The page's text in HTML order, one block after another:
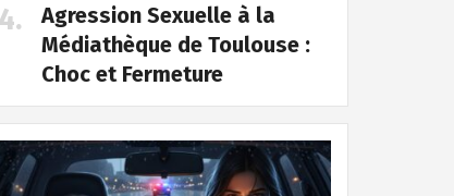
Agression Sexuelle à la
Médiathèque de Toulouse :
Choc et Fermeture